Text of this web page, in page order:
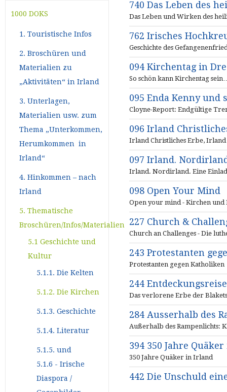
740 Das Leben des
Das Leben und Wirken des
762 Irisches
Geschichte des
094 Kirchentag in
So schön kann Kirchentag
095 Enda Kenny und
Cloyne-Report: Endgültige
096 Irland
Irland Christliches Erbe,
097 Irland.
Irland. Nordirland. Eine
098 Open Your Mind
Open your mind - Kirchen
227 Church &
Church an Challenges - Die
243 Protestanten
Protestanten gegen Katholiken
244
Das verlorene Erbe der
284 Ausserhalb des
Außerhalb des Rampenlichts:
394 350 Jahre
350 Jahre Quäker in Irland
442 Die Unschuld
1000 DOKS
1. Touristische Infos
2. Broschüren und
Materialien zu
„Aktivitäten“ in Irland
3. Unterlagen,
Materialien usw. zum
Thema „Unterkommen,
Herumkommen in
Irland“
4. Hinkommen – nach
Irland
5. Thematische
Broschüren/Infos/Materialien
5.1 Geschichte und
Kultur
5.1.1. Die Kelten
5.1.2. Die Kirchen
5.1.3. Geschichte
5.1.4. Literatur
5.1.5. und
5.1.6 - Irische
Diaspora /